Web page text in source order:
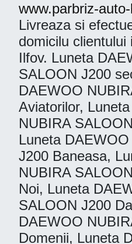
www.parbriz-
Livreaza si
domicilu clientului
Ilfov. Luneta
SALOON J200
DAEWOO
Aviatorilor,
NUBIRA
Luneta
J200 Baneasa,
NUBIRA
Noi, Luneta
SALOON J200
DAEWOO
Domenii, Luneta